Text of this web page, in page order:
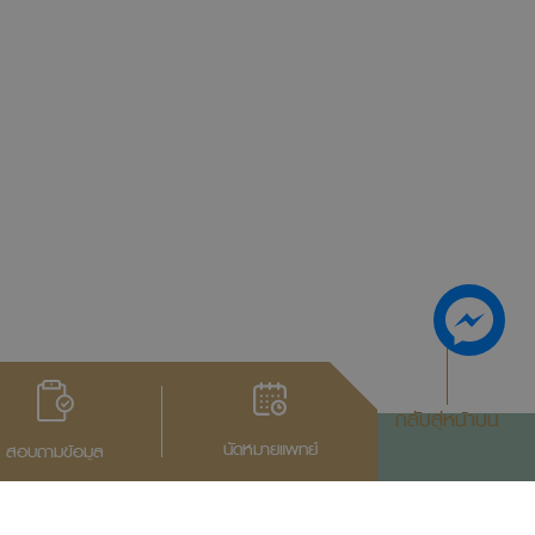
สอบถามข้อมูล นัดหมายแพทย์
กลับสู่หน้าบน